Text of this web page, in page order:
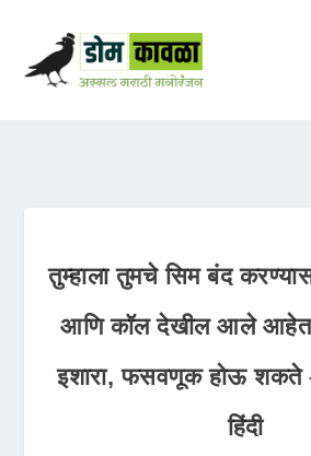
तुम्हाला तुमचे सिम बंद
आणि कॉल देखील आले आहेत
इशारा, फसवणूक होऊ शकते –
हिंदी